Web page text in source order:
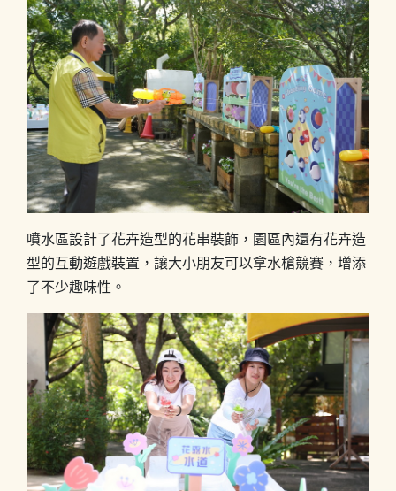
噴水區設計了花卉造型的花串裝飾，園區內還有花卉造
型的互動遊戲裝置，讓大小朋友可以拿水槍競賽，增添
了不少趣味性。